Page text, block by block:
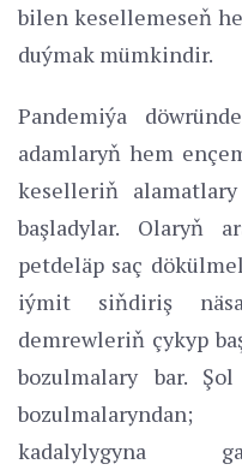
bilen kesellemeseň
duýmak mümkindir.
Pandemiýa
adamlaryň hem
keselleriň
başladylar. Olaryň
petdeläp saç
iýmit siňdiriş
demrewleriň çykyp
bozulmalary bar.
kadalylygyna